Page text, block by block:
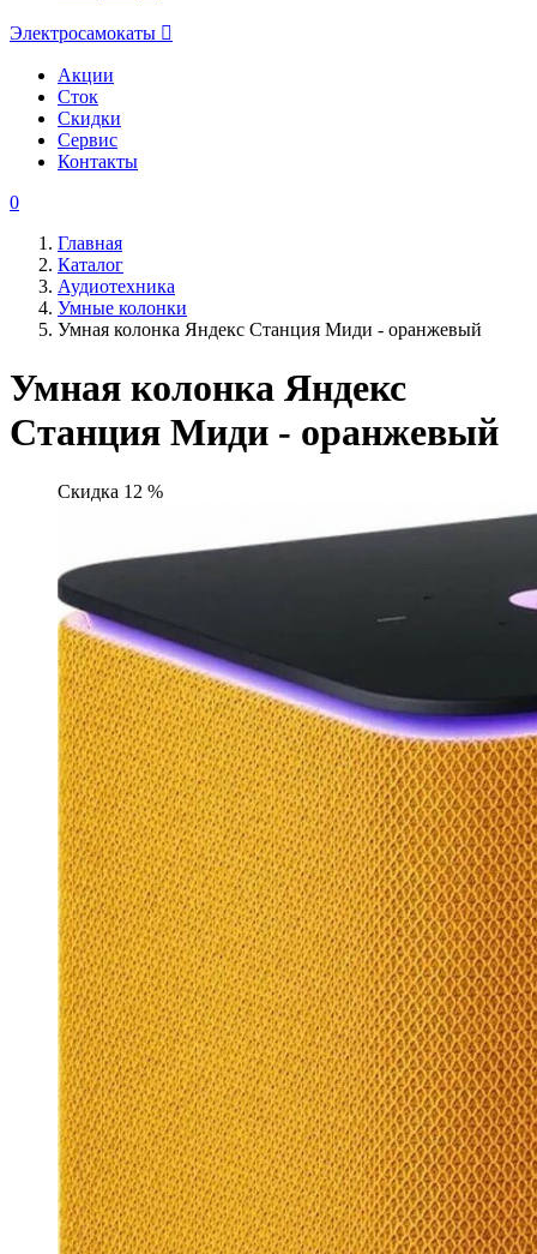
Электросамокаты
Акции
Сток
Скидки
Сервис
Контакты
0
Главная
Каталог
Аудиотехника
Умные колонки
Умная колонка Яндекс Станция Миди - оранжевый
Умная колонка Яндекс
Станция Миди - оранжевый
Скидка 12 %